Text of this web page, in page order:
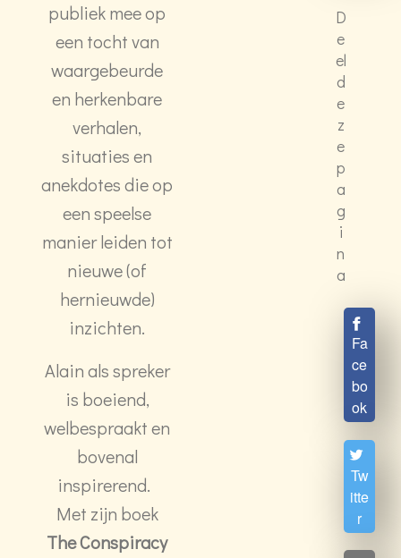
publiek mee op
een tocht van
waargebeurde
en herkenbare
verhalen,
situaties en
anekdotes die op
een speelse
manier leiden tot
nieuwe (of
hernieuwde)
inzichten.
Alain als spreker
is boeiend,
welbespraakt en
bovenal
inspirerend.
Met zijn boek
The Conspiracy
D
e
el
d
e
z
e
p
a
g
i
n
a
Fa
ce
bo
ok
Tw
itte
r